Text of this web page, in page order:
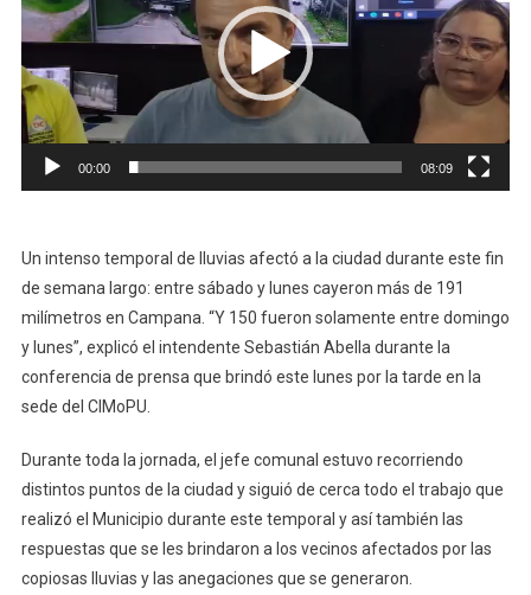
00:00 08:09
Un intenso temporal de lluvias afectó a la ciudad durante este fin
de semana largo: entre sábado y lunes cayeron más de 191
milímetros en Campana. “Y 150 fueron solamente entre domingo
y lunes”, explicó el intendente Sebastián Abella durante la
conferencia de prensa que brindó este lunes por la tarde en la
sede del CIMoPU.
Durante toda la jornada, el jefe comunal estuvo recorriendo
distintos puntos de la ciudad y siguió de cerca todo el trabajo que
realizó el Municipio durante este temporal y así también las
respuestas que se les brindaron a los vecinos afectados por las
copiosas lluvias y las anegaciones que se generaron.